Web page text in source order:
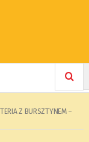
Z BURSZ­TY­NEM –